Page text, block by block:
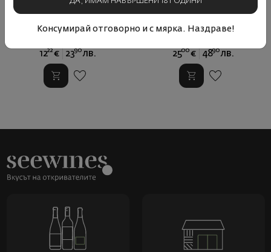
Италия | Монтепулчано
1222 € 2390 лв.
Италия | Монтепулчано
2500 € 4890 лв.
Консумирай отговорно и с мярка. Наздраве!